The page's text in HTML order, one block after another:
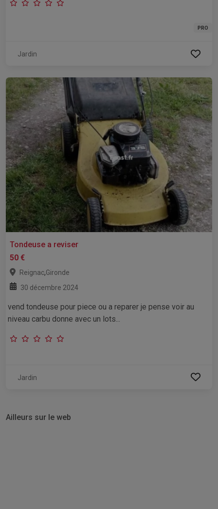
PRO
Jardin
Tondeuse a reviser
50 €
Reignac,Gironde
30 décembre 2024
vend tondeuse pour piece ou a reparer je pense voir au
niveau carbu donne avec un lots...
Jardin
Ailleurs sur le web